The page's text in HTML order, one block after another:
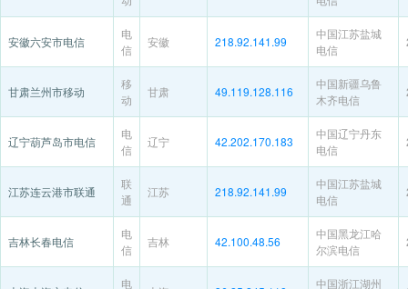
安徽六安市电信
电
信
安徽 218.92.141.99
中国江苏盐城
电信
甘肃兰州市移动
移
动
甘肃 49.119.128.116
中国新疆乌鲁
木齐电信
辽宁葫芦岛市电信
电
信
辽宁 42.202.170.183
中国辽宁丹东
电信
江苏连云港市联通
联
通
江苏 218.92.141.99
中国江苏盐城
电信
吉林长春电信
电
信
吉林 42.100.48.56
中国黑龙江哈
尔滨电信
电
中国浙江湖州